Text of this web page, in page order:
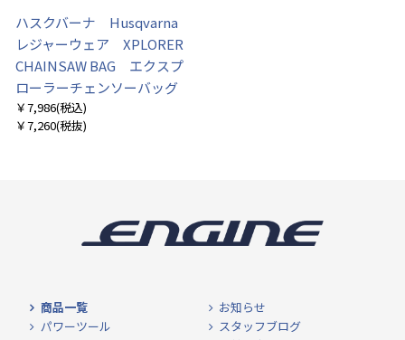
ハスクバーナ Husqvarna
レジャーウェア XPLORER
CHAINSAW BAG エクスプ
ローラーチェンソーバッグ
￥7,986(税込)
￥7,260(税抜)
商品一覧
パワーツール
お知らせ
スタッフブログ